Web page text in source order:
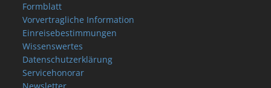
Formblatt
Vorvertragliche Information
Einreisebestimmungen
Wissenswertes
Datenschutzerklärung
Servicehonorar